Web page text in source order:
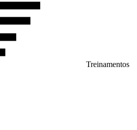
Treinamentos